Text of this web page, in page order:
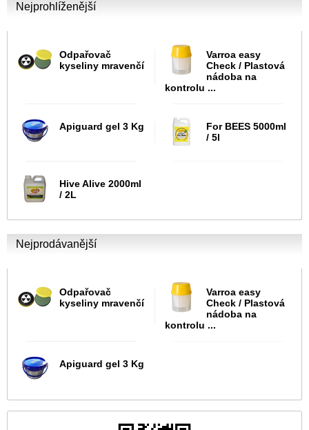
Nejprohlíženější
Odpařovač
kyseliny mravenčí
Varroa easy
Check / Plastová
nádoba na
kontrolu ...
Apiguard gel 3 Kg
For BEES 5000ml
/ 5l
Hive Alive 2000ml
/ 2L
Nejprodávanější
Odpařovač
kyseliny mravenčí
Varroa easy
Check / Plastová
nádoba na
kontrolu ...
Apiguard gel 3 Kg